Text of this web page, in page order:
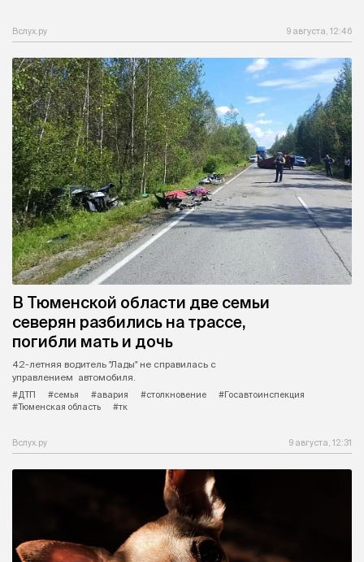
Вслух.ру 9 августа, 12:46
В Тюменской области две семьи
северян разбились на трассе,
погибли мать и дочь
42-летняя водитель "Лады" не справилась с
управлением автомобиля.
#ДТП
#семья #авария #столкновение
#Госавтоинспекция
#Тюменская область
#тк
Вслух.ру 9 августа, 12:31